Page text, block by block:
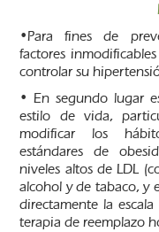
•Para fines de
factores
controlar su
• En segundo lugar
estilo de vida,
modificar los
estándares de
niveles altos de LDL
alcohol y de tabaco, y
directamente la
terapia de reemplazo